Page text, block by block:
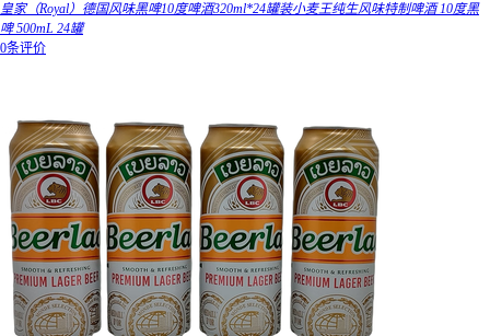
皇家（Royal）德国风味黑啤10度啤酒320ml*24罐装小麦王纯生风味特制啤酒 10度黑
啤 500mL 24罐
0条评价